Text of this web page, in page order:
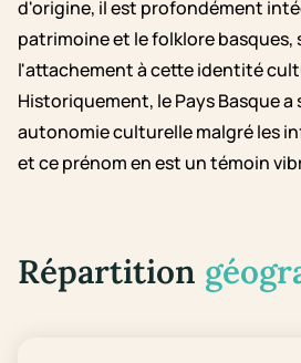
d'origine, il est profondément
patrimoine et le folklore basques,
l'attachement à cette identité
Historiquement, le Pays Basque a
autonomie culturelle malgré les
et ce prénom en est un témoin
Répartition